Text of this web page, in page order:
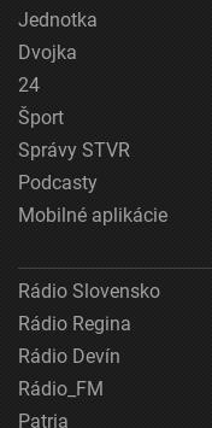
Jednotka
Dvojka
24
Šport
Správy STVR
Podcasty
Mobilné aplikácie
Rádio Slovensko
Rádio Regina
Rádio Devín
Rádio_FM
Patria